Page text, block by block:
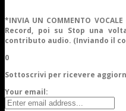
*INVIA UN COMMENTO
Record, poi su Stop una
contributo audio. (Inviando il
0
Sottoscrivi per ricevere
Your email: